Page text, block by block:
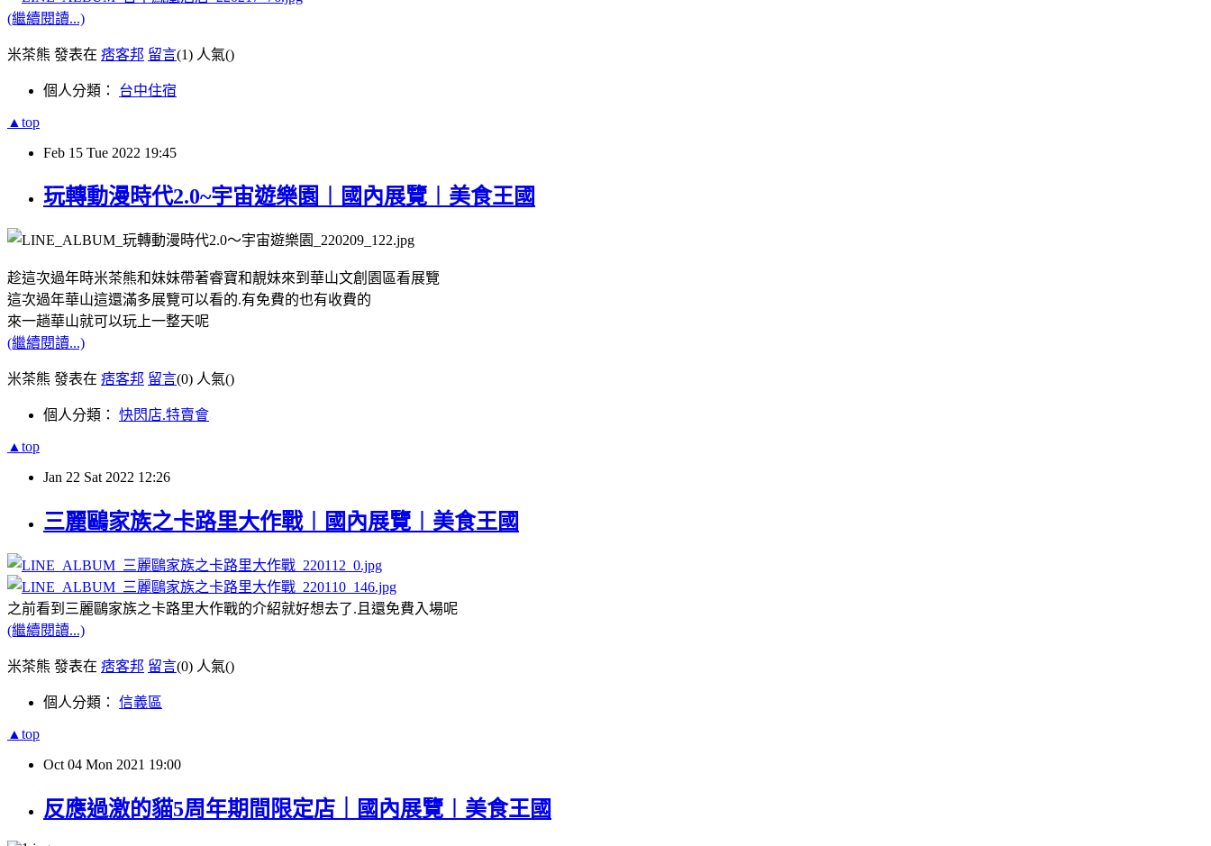
(繼續閱讀...)
米茶熊 發表在 痞客邦 留言(1) 人氣()
個人分類： 台中住宿
▲top
Feb 15 Tue 2022 19:45
玩轉動漫時代2.0~宇宙遊樂園︱國內展覽︱美食王國
趁這次過年時米茶熊和妹妹帶著睿寶和靚妹來到華山文創園區看展覽
這次過年華山這還滿多展覽可以看的.有免費的也有收費的
來一趟華山就可以玩上一整天呢
(繼續閱讀...)
米茶熊 發表在 痞客邦 留言(0) 人氣()
個人分類： 快閃店.特賣會
▲top
Jan 22 Sat 2022 12:26
三麗鷗家族之卡路里大作戰︱國內展覽︱美食王國
之前看到三麗鷗家族之卡路里大作戰的介紹就好想去了.且還免費入場呢
(繼續閱讀...)
米茶熊 發表在 痞客邦 留言(0) 人氣()
個人分類： 信義區
▲top
Oct 04 Mon 2021 19:00
反應過激的貓5周年期間限定店｜國內展覽︱美食王國